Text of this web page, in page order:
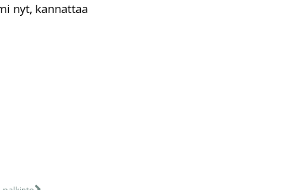
nyt, kannattaa